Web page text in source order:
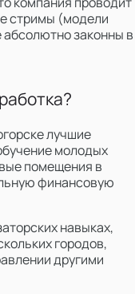
стримы (модели
законны в
лучшие
молодых
помещения в
финансовую
навыках,
городов,
другими